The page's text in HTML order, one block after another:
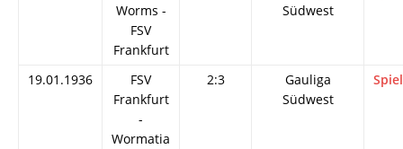
Worms -
FSV
Frankfurt
Südwest
19.01.1936
FSV
Frankfurt
-
Wormatia
2:3
Gauliga
Südwest